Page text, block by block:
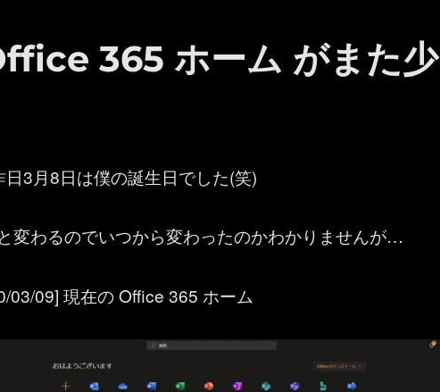
365 ホーム がまた少
日3月8日は僕の誕生日でした(笑)
変わるのでいつから変わったのかわかりませんが…
03/09] 現在の Office 365 ホーム